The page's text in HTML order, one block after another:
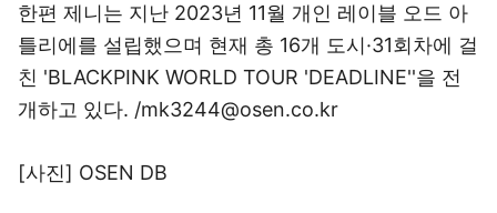
한편 제니는 지난 2023년 11월 개인 레이블 오드 아
틀리에를 설립했으며 현재 총 16개 도시·31회차에 걸
친 'BLACKPINK WORLD TOUR 'DEADLINE''을 전
개하고 있다. /mk3244@osen.co.kr
[사진] OSEN DB